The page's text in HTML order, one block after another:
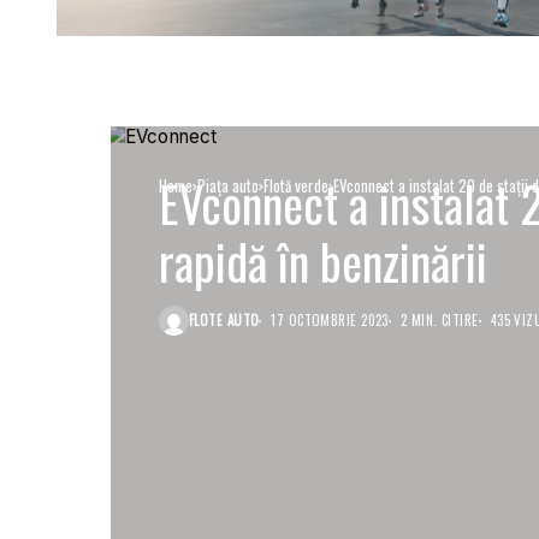
Home Piaţa auto Flotă verde EVconnect a instalat 20 de staţii
EVconnect a instalat
rapidă în benzinării
FLOTE AUTO 17 OCTOMBRIE 2023 2 MIN. CITIRE 435